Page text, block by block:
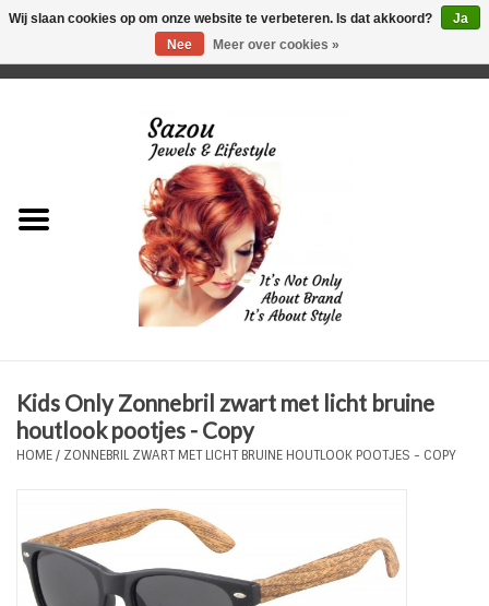
Just for Him
Plus Size Sieraden
Tassen en meer
Haaraccesoires
Kids Only Zonnebril zwart met licht bruine
houtlook pootjes - Copy
HOME/ ZONNEBRIL ZWART MET LICHT BRUINE HOUTLOOK POOTJES - COPY
Wij slaan cookies op om onze website te verbeteren. Is dat akkoord?
Ja
Nee
Meer over cookies »